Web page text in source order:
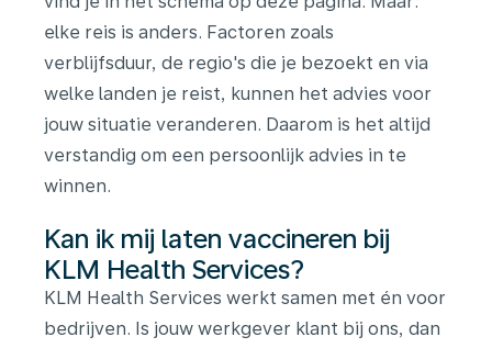
elke reis is anders. Factoren zoals
verblijfsduur, de regio's die je bezoekt en via
welke landen je reist, kunnen het advies voor
jouw situatie veranderen. Daarom is het altijd
verstandig om een persoonlijk advies in te
winnen.
Kan ik mij laten vaccineren bij
KLM Health Services?
KLM Health Services werkt samen met én voor
bedrijven. Is jouw werkgever klant bij ons, dan